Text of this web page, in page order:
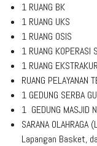
1 RUANG BK
1 RUANG UKS
1 RUANG OSIS
1 RUANG KOPERASI
1 RUANG
RUANG PELAYANAN
1 GEDUNG SERBA
1 GEDUNG MASJID
SARANA
Lapangan Basket,